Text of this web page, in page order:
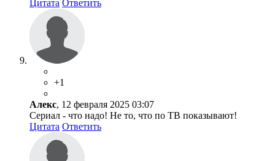
Цитата Ответить
+1
Алекс, 12 февраля 2025 03:07
Сериал - что надо! Не то, что по ТВ показывают!
Цитата Ответить